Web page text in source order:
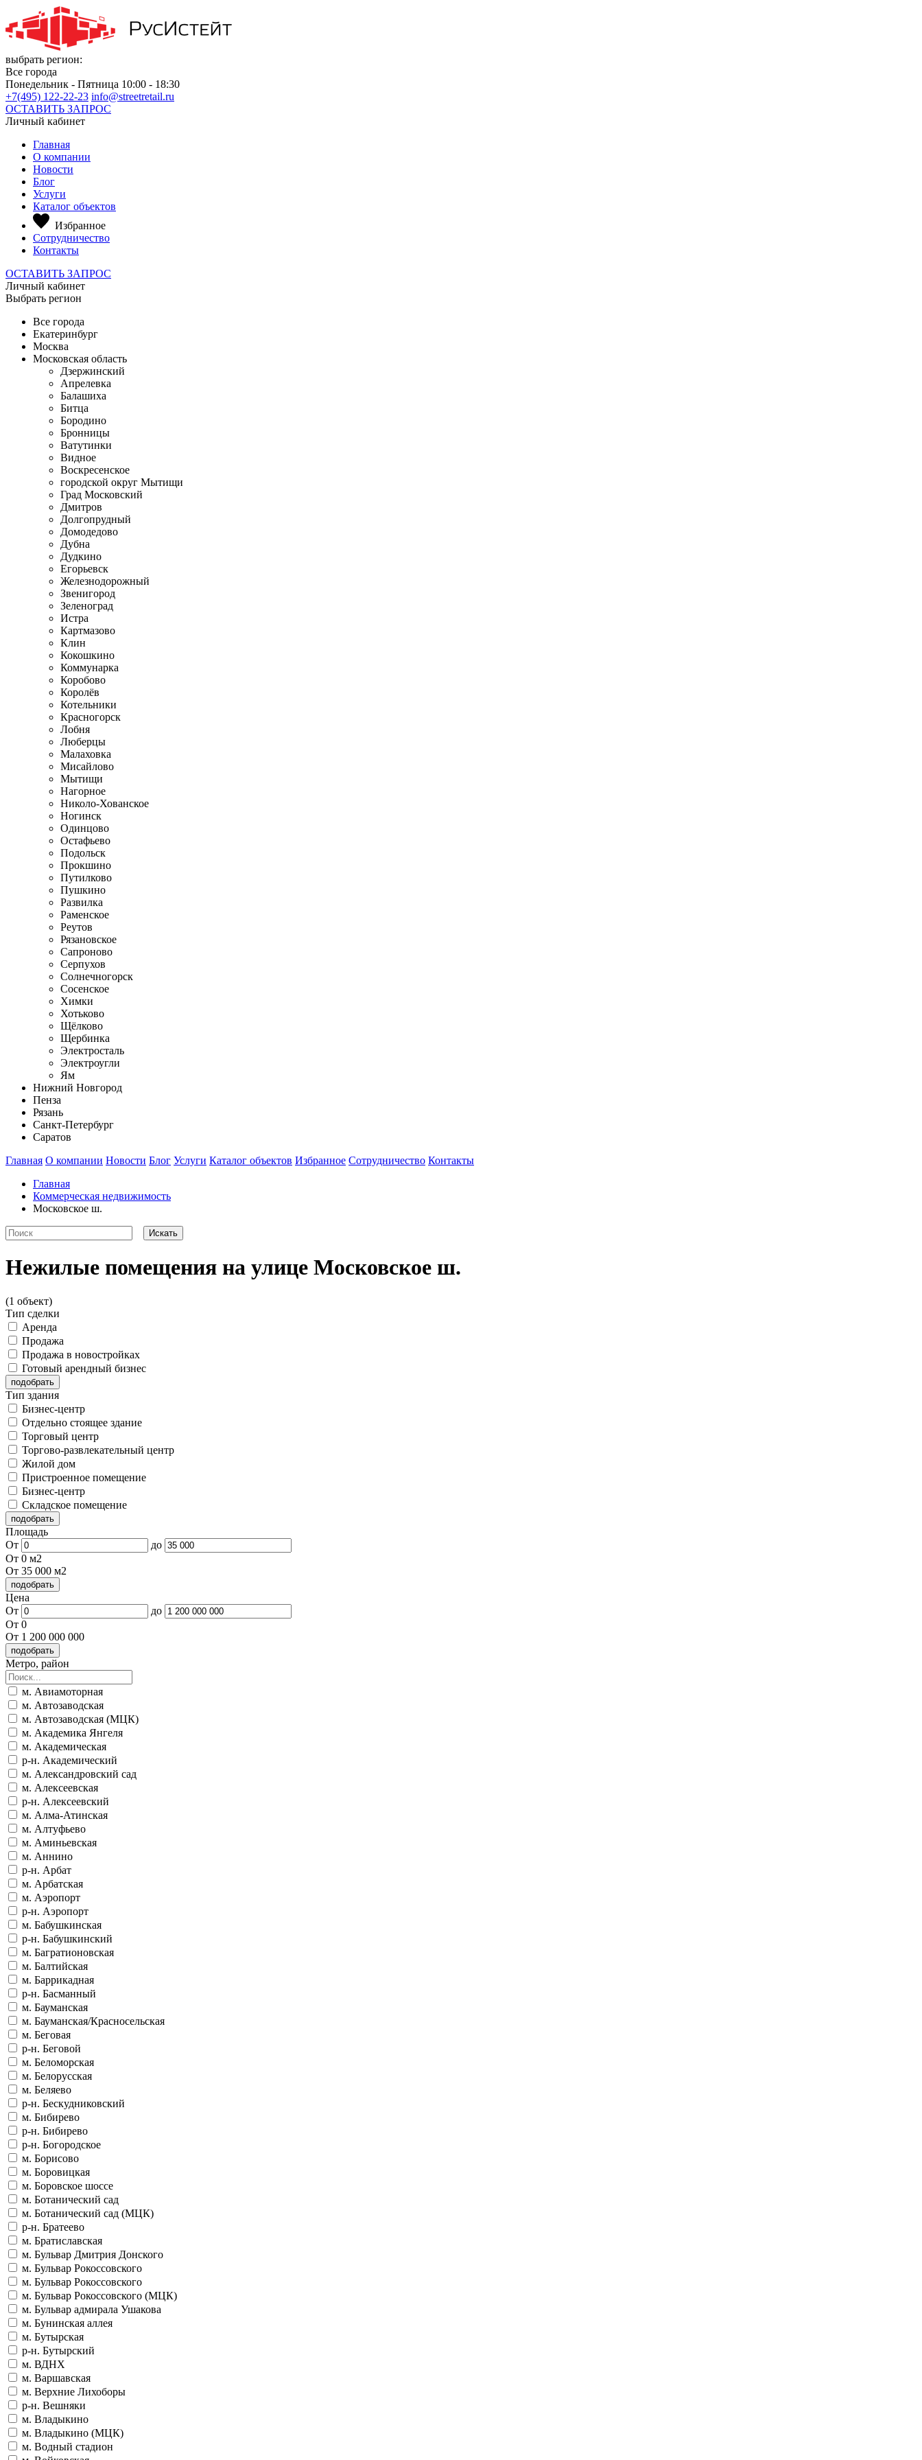
выбрать регион:
Все города
Понедельник - Пятница 10:00 - 18:30
+7(495) 122-22-23 info@streetretail.ru
ОСТАВИТЬ ЗАПРОС
Личный кабинет
Главная
О компании
Новости
Блог
Услуги
Каталог объектов
Избранное
Сотрудничество
Контакты
ОСТАВИТЬ ЗАПРОС
Личный кабинет
Выбрать регион
Все города
Екатеринбург
Москва
Московская область
Дзержинский
Апрелевка
Балашиха
Битца
Бородино
Бронницы
Ватутинки
Видное
Воскресенское
городской округ Мытищи
Град Московский
Дмитров
Долгопрудный
Домодедово
Дубна
Дудкино
Егорьевск
Железнодорожный
Звенигород
Зеленоград
Истра
Картмазово
Клин
Кокошкино
Коммунарка
Коробово
Королёв
Котельники
Красногорск
Лобня
Люберцы
Малаховка
Мисайлово
Мытищи
Нагорное
Николо-Хованское
Ногинск
Одинцово
Остафьево
Подольск
Прокшино
Путилково
Пушкино
Развилка
Раменское
Реутов
Рязановское
Сапроново
Серпухов
Солнечногорск
Сосенское
Химки
Хотьково
Щёлково
Щербинка
Электросталь
Электроугли
Ям
Нижний Новгород
Пенза
Рязань
Санкт-Петербург
Саратов
Главная О компании Новости Блог Услуги Каталог объектов Избранное Сотрудничество Контакты
Главная
Коммерческая недвижимость
Московское ш.
Нежилые помещения на улице Московское ш.
(1 объект)
Тип сделки
Аренда
Продажа
Продажа в новостройках
Готовый арендный бизнес
Тип здания
Бизнес-центр
Отдельно стоящее здание
Торговый центр
Торгово-развлекательный центр
Жилой дом
Пристроенное помещение
Бизнес-центр
Складское помещение
Площадь
От
до
От 0 м2
От 35 000 м2
Цена
От
до
От 0
От 1 200 000 000
Метро, район
м. Авиамоторная
м. Автозаводская
м. Автозаводская (МЦК)
м. Академика Янгеля
м. Академическая
р-н. Академический
м. Александровский сад
м. Алексеевская
р-н. Алексеевский
м. Алма-Атинская
м. Алтуфьево
м. Аминьевская
м. Аннино
р-н. Арбат
м. Арбатская
м. Аэропорт
р-н. Аэропорт
м. Бабушкинская
р-н. Бабушкинский
м. Багратионовская
м. Балтийская
м. Баррикадная
р-н. Басманный
м. Бауманская
м. Бауманская/Красносельская
м. Беговая
р-н. Беговой
м. Беломорская
м. Белорусская
м. Беляево
р-н. Бескудниковский
м. Бибирево
р-н. Бибирево
р-н. Богородское
м. Борисово
м. Боровицкая
м. Боровское шоссе
м. Ботанический сад
м. Ботанический сад (МЦК)
р-н. Братеево
м. Братиславская
м. Бульвар Дмитрия Донского
м. Бульвар Рокоссовского
м. Бульвар Рокоссовского
м. Бульвар Рокоссовского (МЦК)
м. Бульвар адмирала Ушакова
м. Бунинская аллея
м. Бутырская
р-н. Бутырский
м. ВДНХ
м. Варшавская
м. Верхние Лихоборы
р-н. Вешняки
м. Владыкино
м. Владыкино (МЦК)
м. Водный стадион